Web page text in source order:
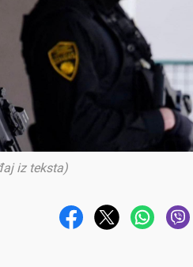
iz teksta)